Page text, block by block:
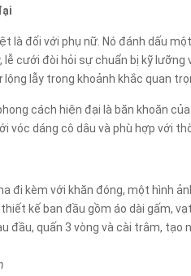
là đối với phụ nữ. Nó đánh dấu
cưới đòi hỏi sự chuẩn bị kỹ lưỡng
lẫy trong khoảnh khắc quan
cách hiện đại là băn khoăn
vóc dáng cô dâu và phù hợp với
kèm với khăn đóng, một hình
kế ban đầu gồm áo dài gấm,
đầu, quấn 3 vòng và cài trâm,